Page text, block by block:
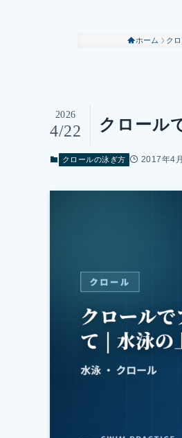
ホーム ク
クロール
2026
4/22
クロールの泳ぎ方 2017年4